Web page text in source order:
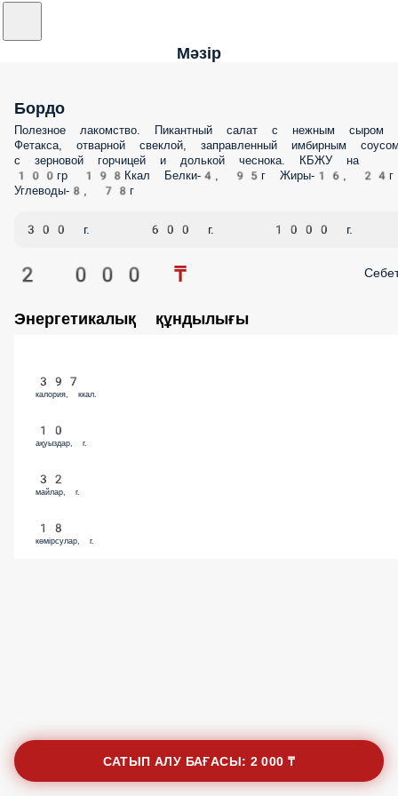
Мәзір
Бордо
Полезное лакомство. Пикантный салат с нежным сыром
Фетакса, отварной свеклой, заправленный имбирным
с зерновой горчицей и долькой чеснока. КБЖУ на
100гр 198Ккал Белки-4, 95г Жиры-16, 24г
Углеводы-8, 78г
300 г. 600 г. 1000 г.
2 000 ₸
Энергетикалық құндылығы
397
калория, ккал.
10
ақуыздар, г.
32
майлар, г.
18
көмірсулар, г.
САТЫП АЛУ БАҒАСЫ: 2 000 ₸